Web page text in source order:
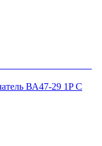
ВА47-29 1P C